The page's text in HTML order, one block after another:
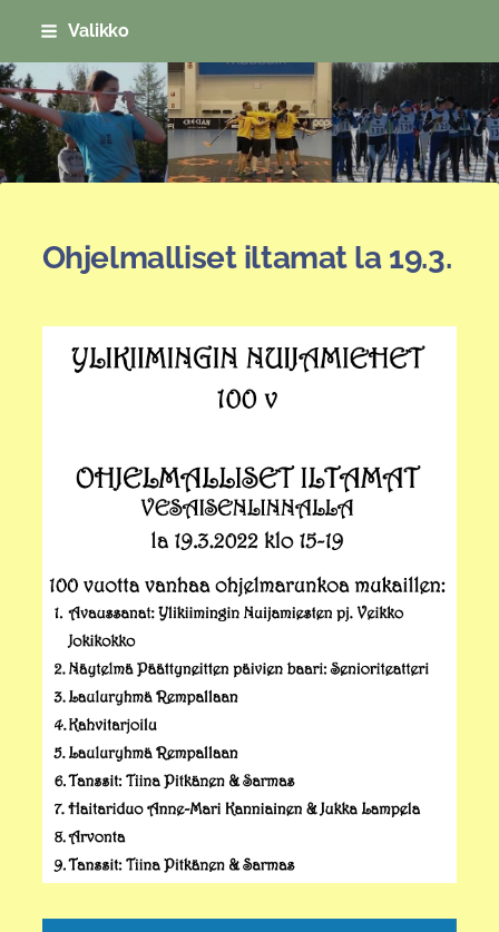
Siirry
sivun
sisältöön
Valikko
Sivuston etusivulle
Ohjelmalliset iltamat la 19.3.